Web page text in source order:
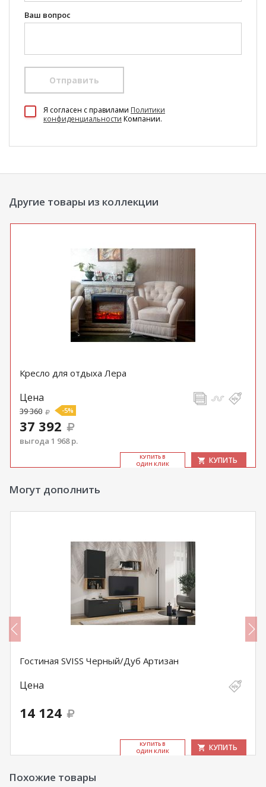
Ваш вопрос
Отправить
Я согласен c правилами Политики
конфиденциальности Компании.
Другие товары из коллекции
Кресло для отдыха Лера
Цена
39 360 -5%
37 392
выгода 1 968 р.
КУ­ПИТЬ В
ОДИН КЛИК
КУПИТЬ
Могут дополнить
Гостиная SVISS Черный/Дуб Артизан
Цена
14 124
КУ­ПИТЬ В
ОДИН КЛИК
КУПИТЬ
Похожие товары